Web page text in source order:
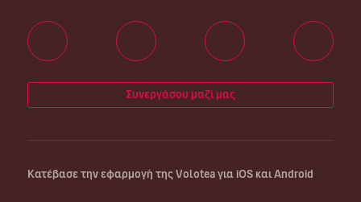
Συνεργάσου μαζί μας
Κατέβασε την εφαρμογή της Volotea για iOS και Android